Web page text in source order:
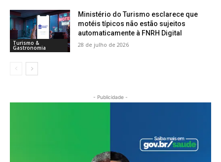
Turismo &
Gastronomia
Ministério do Turismo esclarece que
motéis típicos não estão sujeitos
automaticamente à FNRH Digital
28 de julho de 2026
- Publicidade -